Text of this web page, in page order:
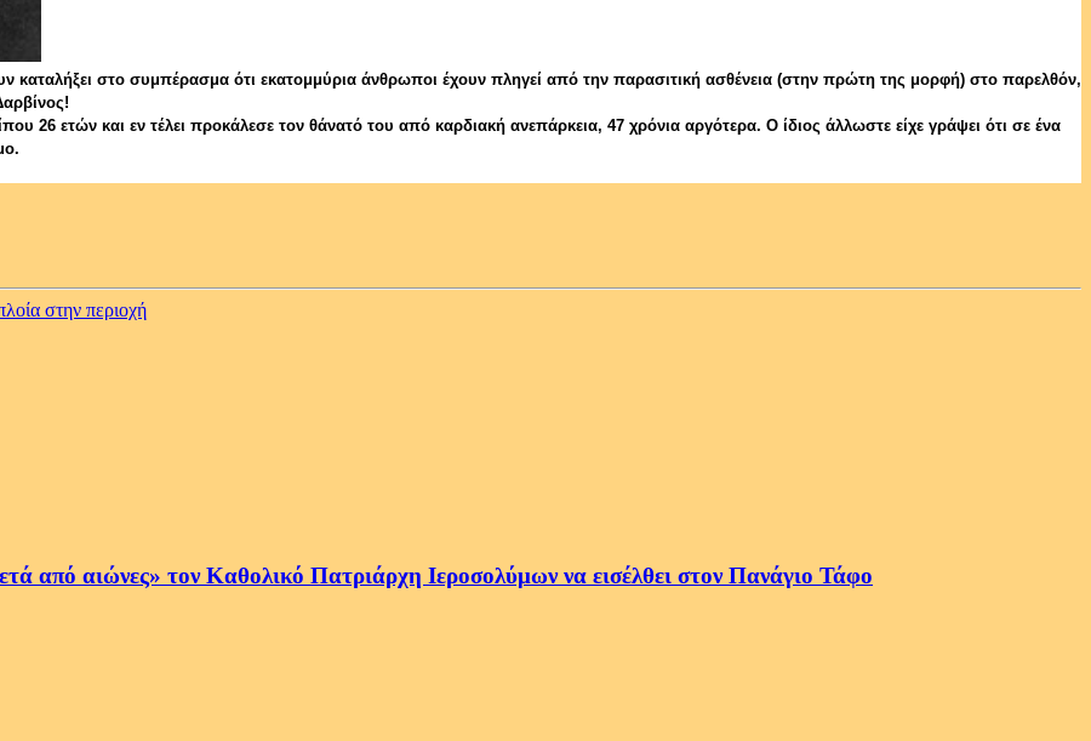
καταλήξει στο συμπέρασμα ότι εκατομμύρια άνθρωποι έχουν πληγεί από την παρασιτική ασθένεια (στην πρώτη της μορφή) στο παρελθόν,
26 ετών και εν τέλει προκάλεσε τον θάνατό του από καρδιακή ανεπάρκεια, 47 χρόνια αργότερα. Ο ίδιος άλλωστε είχε γράψει ότι σε ένα
στην περιοχή
από αιώνες» τον Καθολικό Πατριάρχη Ιεροσολύμων να εισέλθει στον Πανάγιο Τάφο